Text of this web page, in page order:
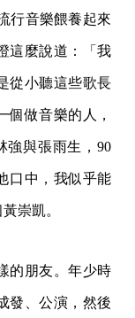
行音樂餵養起來
這麼說道：「我
從小聽這些歌長
個做音樂的人，
強與張雨生，90
口中，我似乎能
崇凱。
的朋友。年少時
發、公演，然後